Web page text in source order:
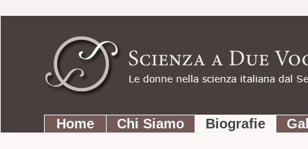
contenuti.
Strumenti
personali
SezioniHome Chi Siamo Biografie